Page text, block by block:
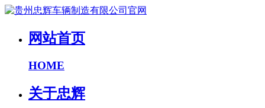
网站首页
HOME
关于忠辉